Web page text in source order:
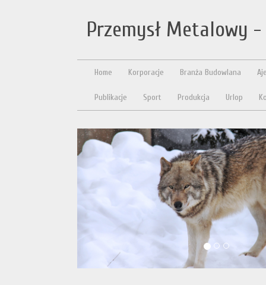
Przemysł Metalowy
Home Korporacje Branża Budowlana
Publikacje Sport Produkcja Urlop